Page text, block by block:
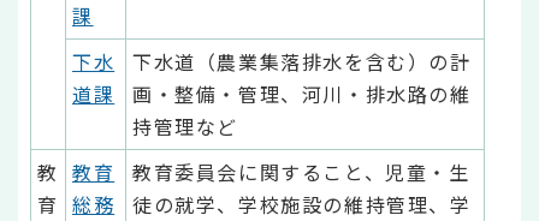
課
下水
道課
下水道（農業集落排水を含む）の計
画・整備・管理、河川・排水路の維
持管理など
教
育
教育
総務
教育委員会に関すること、児童・生
徒の就学、学校施設の維持管理、学